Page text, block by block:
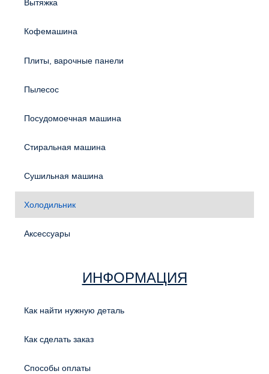
Вытяжка
Кофемашина
Плиты, варочные панели
Пылесос
Посудомоечная машина
Стиральная машина
Сушильная машина
Холодильник
Аксессуары
ИНФОРМАЦИЯ
Как найти нужную деталь
Как сделать заказ
Способы оплаты